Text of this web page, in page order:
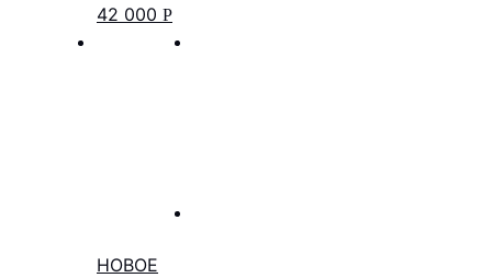
42 000 Р
НОВОЕ